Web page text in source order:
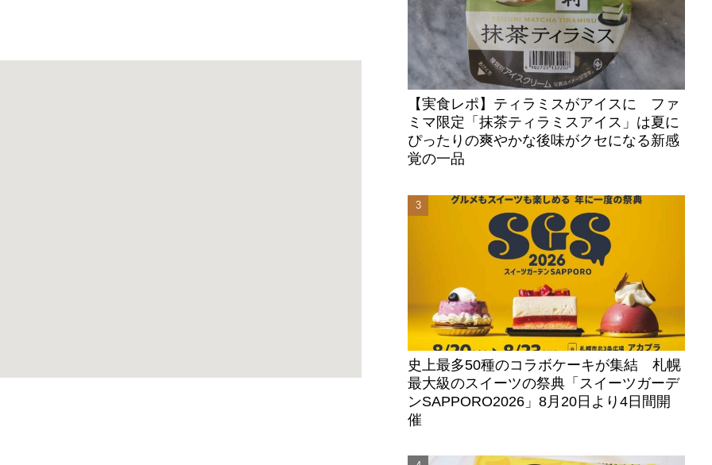
【実食レポ】ティラミスがアイスに ファ
ミマ限定「抹茶ティラミスアイス」は夏に
ぴったりの爽やかな後味がクセになる新感
覚の一品
史上最多50種のコラボケーキが集結 札幌
最大級のスイーツの祭典「スイーツガーデ
ンSAPPORO2026」8月20日より4日間開
催